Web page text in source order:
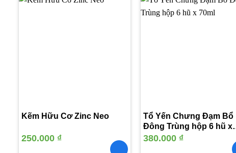
Kẽm Hữu Cơ Zinc Neo
250.000 ₫
Tổ Yến Chưng Đạm Bổ
Đông Trùng hộp 6 hũ x
70ml
380.000 ₫